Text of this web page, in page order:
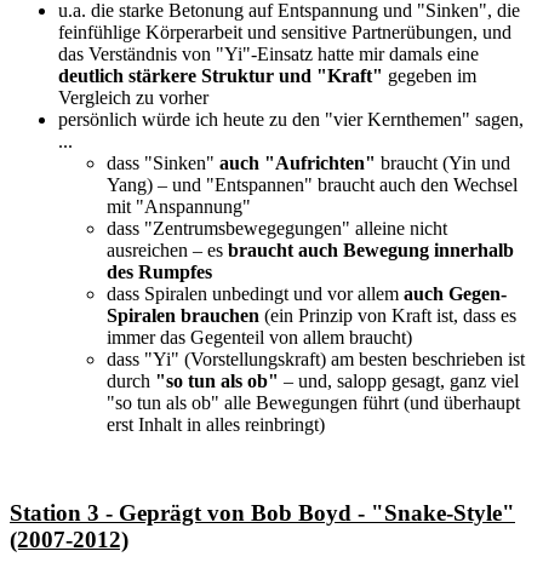
u.a. die starke Betonung auf Entspannung und "Sinken", die
feinfühlige Körperarbeit und sensitive Partnerübungen, und
das Verständnis von "Yi"-Einsatz hatte mir damals eine
deutlich stärkere Struktur und "Kraft" gegeben im
Vergleich zu vorher
persönlich würde ich heute zu den "vier Kernthemen" sagen,
...
dass "Sinken" auch "Aufrichten" braucht (Yin und
Yang) – und "Entspannen" braucht auch den Wechsel
mit "Anspannung"
dass "Zentrumsbewegegungen" alleine nicht
ausreichen – es braucht auch Bewegung innerhalb
des Rumpfes
dass Spiralen unbedingt und vor allem auch Gegen-
Spiralen brauchen (ein Prinzip von Kraft ist, dass es
immer das Gegenteil von allem braucht)
dass "Yi" (Vorstellungskraft) am besten beschrieben ist
durch "so tun als ob" – und, salopp gesagt, ganz viel
"so tun als ob" alle Bewegungen führt (und überhaupt
erst Inhalt in alles reinbringt)
Station 3 - Geprägt von Bob Boyd - "Snake-Style"
(2007-2012)